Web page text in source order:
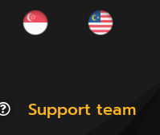
Support team